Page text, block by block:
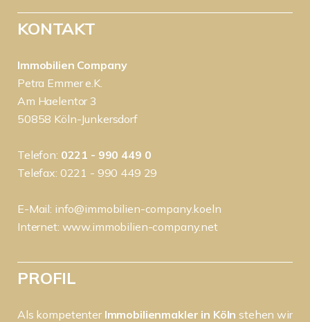
KONTAKT
Immobilien Company
Petra Emmer e.K.
Am Haelentor 3
50858 Köln-Junkersdorf
Telefon: 0221 - 990 449 0
Telefax: 0221 - 990 449 29
E-Mail: info@immobilien-company.koeln
Internet: www.immobilien-company.net
PROFIL
Als kompetenter Immobilienmakler in Kölnstehen wir